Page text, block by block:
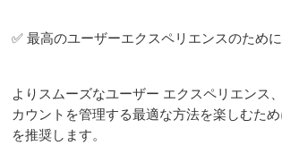
✅ 最高のユーザーエクスペリエンスのため
よりスムーズなユーザー エクスペリエンス
カウントを管理する最適な方法を楽しむた
を推奨します。